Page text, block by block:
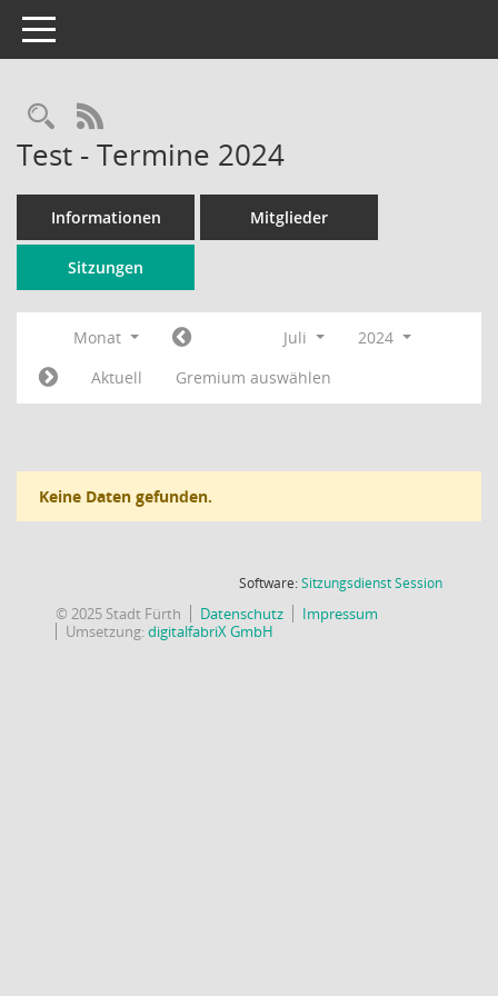
Toggle navigation
Rechercheauswahl
RSS-Feed
Test - Termine 2024
Informationen Mitglieder
Sitzungen
Monat Juli
2024
Aktuell
Gremium auswählen
Keine Daten gefunden.
Software:SitzungsdienstSession(Wird in
© 2025 Stadt Fürth Datenschutz
Impressum
Umsetzung:digitalfabriX GmbH